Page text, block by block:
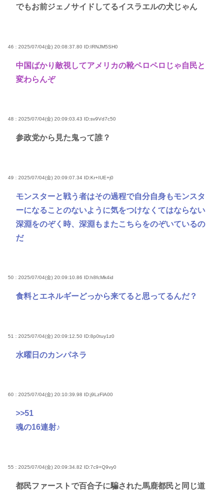
でもお前ジェノサイドしてるイスラエルの犬じゃん
46 : 2025/07/04(金) 20:08:37.80 ID:IRNJM5SH0
中国ばかり敵視してアメリカの靴ペロペロじゃ自民と
変わらんぞ
48 : 2025/07/04(金) 20:09:03.43 ID:sv9Vd7c50
参政党から見た鬼って誰？
49 : 2025/07/04(金) 20:09:07.34 ID:Kr+IUE+j0
モンスターと戦う者はその過程で自分自身もモンスタ
ーになることのないように気をつけなくてはならない
深淵をのぞく時、深淵もまたこちらをのぞいているの
だ
50 : 2025/07/04(金) 20:09:10.86 ID:h8fcMk4id
食料とエネルギーどっから来てると思ってるんだ？
51 : 2025/07/04(金) 20:09:12.50 ID:8p0tuy1z0
水曜日のカンパネラ
60 : 2025/07/04(金) 20:10:39.98 ID:j9LzFlA00
>>51
魂の16連射♪
55 : 2025/07/04(金) 20:09:34.82 ID:7c9+Q9vy0
都民ファーストで百合子に騙された馬鹿都民と同じ道